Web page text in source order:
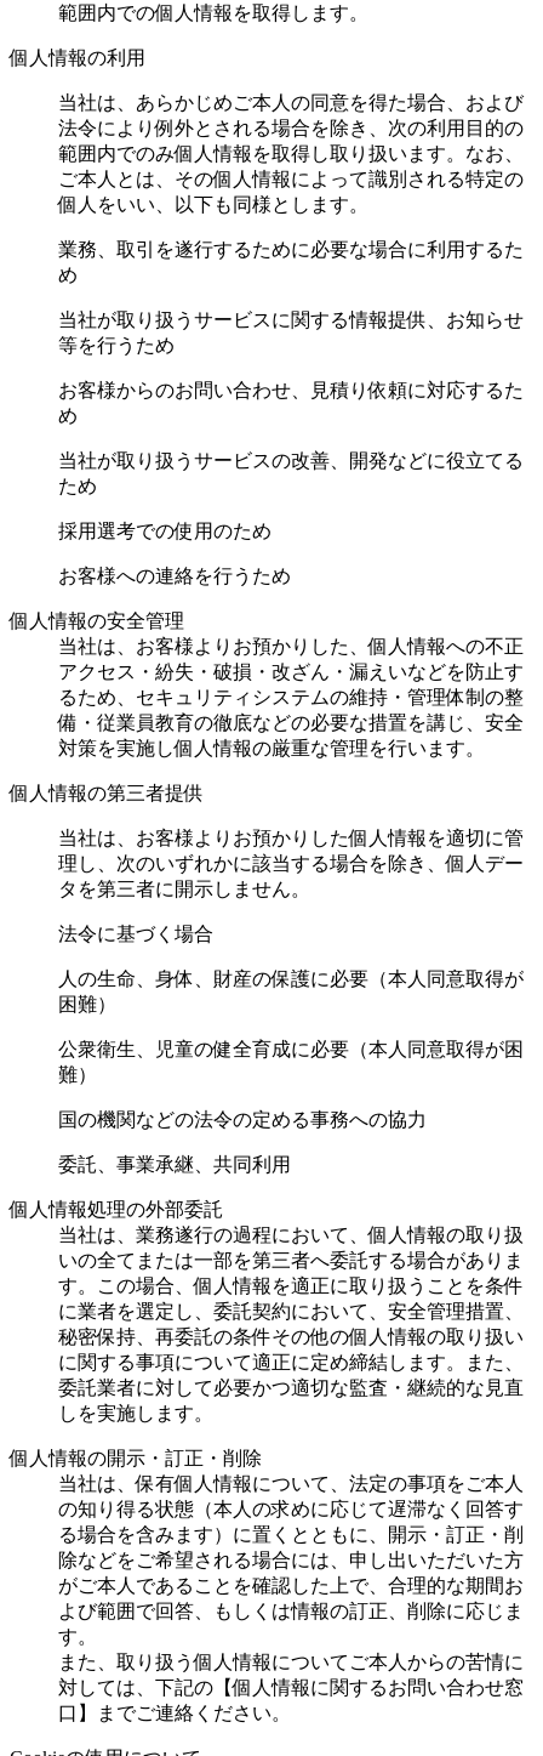
範囲内での個人情報を取得します。
個人情報の利用
当社は、あらかじめご本人の同意を得た場合、および
法令により例外とされる場合を除き、次の利用目的の
範囲内でのみ個人情報を取得し取り扱います。なお、
ご本人とは、その個人情報によって識別される特定の
個人をいい、以下も同様とします。
業務、取引を遂行するために必要な場合に利用するた
め
当社が取り扱うサービスに関する情報提供、お知らせ
等を行うため
お客様からのお問い合わせ、見積り依頼に対応するた
め
当社が取り扱うサービスの改善、開発などに役立てる
ため
採用選考での使用のため
お客様への連絡を行うため
個人情報の安全管理
当社は、お客様よりお預かりした、個人情報への不正
アクセス・紛失・破損・改ざん・漏えいなどを防止す
るため、セキュリティシステムの維持・管理体制の整
備・従業員教育の徹底などの必要な措置を講じ、安全
対策を実施し個人情報の厳重な管理を行います。
個人情報の第三者提供
当社は、お客様よりお預かりした個人情報を適切に管
理し、次のいずれかに該当する場合を除き、個人デー
タを第三者に開示しません。
法令に基づく場合
人の生命、身体、財産の保護に必要（本人同意取得が
困難）
公衆衛生、児童の健全育成に必要（本人同意取得が困
難）
国の機関などの法令の定める事務への協力
委託、事業承継、共同利用
個人情報処理の外部委託
当社は、業務遂行の過程において、個人情報の取り扱
いの全てまたは一部を第三者へ委託する場合がありま
す。この場合、個人情報を適正に取り扱うことを条件
に業者を選定し、委託契約において、安全管理措置、
秘密保持、再委託の条件その他の個人情報の取り扱い
に関する事項について適正に定め締結します。また、
委託業者に対して必要かつ適切な監査・継続的な見直
しを実施します。
個人情報の開示・訂正・削除
当社は、保有個人情報について、法定の事項をご本人
の知り得る状態（本人の求めに応じて遅滞なく回答す
る場合を含みます）に置くとともに、開示・訂正・削
除などをご希望される場合には、申し出いただいた方
がご本人であることを確認した上で、合理的な期間お
よび範囲で回答、もしくは情報の訂正、削除に応じま
す。
また、取り扱う個人情報についてご本人からの苦情に
対しては、下記の【個人情報に関するお問い合わせ窓
口】までご連絡ください。